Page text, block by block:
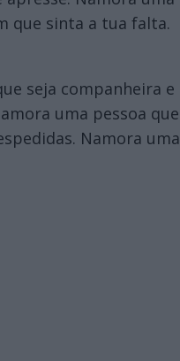
que sinta a tua falta.
seja companheira e
uma pessoa que
Namora uma